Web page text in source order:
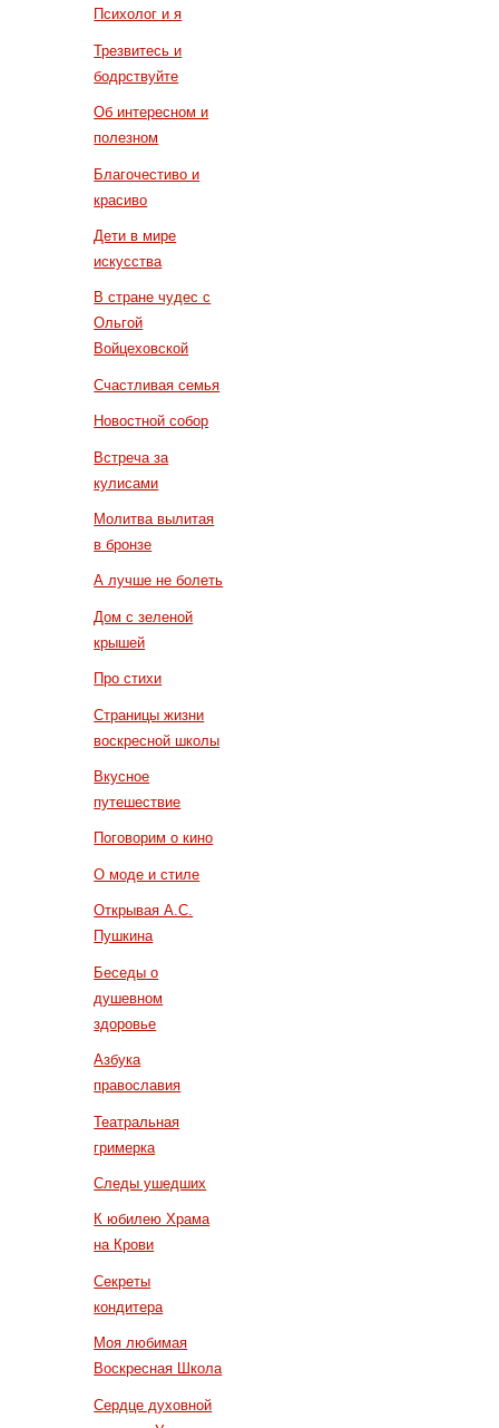
Психолог и я
Трезвитесь и
бодрствуйте
Об интересном и
полезном
Благочестиво и
красиво
Дети в мире
искусства
В стране чудес с
Ольгой
Войцеховской
Счастливая семья
Новостной собор
Встреча за
кулисами
Молитва вылитая
в бронзе
А лучше не болеть
Дом с зеленой
крышей
Про стихи
Страницы жизни
воскресной школы
Вкусное
путешествие
Поговорим о кино
О моде и стиле
Открывая А.С.
Пушкина
Беседы о
душевном
здоровье
Азбука
православия
Театральная
гримерка
Следы ушедших
К юбилею Храма
на Крови
Секреты
кондитера
Моя любимая
Воскресная Школа
Сердце духовной